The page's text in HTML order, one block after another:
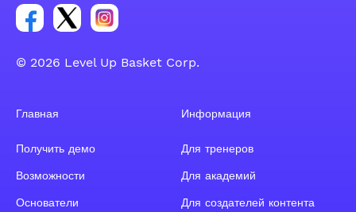
Ссылка на группу Facebook
Ссылка на группу Tweeter
Ссылка на группу Instagram
© 2026 Level Up Basket Corp.
Главная
Получить демо
Возможности
Основатели
Информация
Для тренеров
Для академий
Для создателей контента